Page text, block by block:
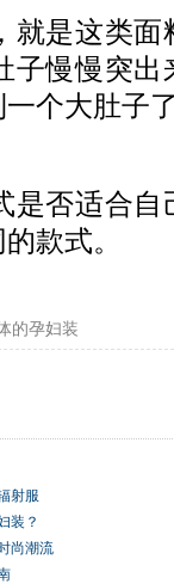
是这类面
子慢慢突
个大肚子
否适合自
款式。
的孕妇装
射服
装？
尚潮流